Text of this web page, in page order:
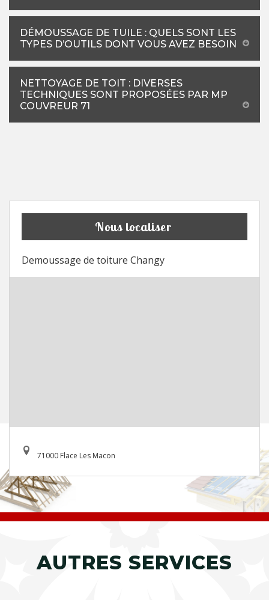
DÉMOUSSAGE DE TUILE : QUELS SONT LES
TYPES D’OUTILS DONT VOUS AVEZ BESOIN
NETTOYAGE DE TOIT : DIVERSES
TECHNIQUES SONT PROPOSÉES PAR MP
COUVREUR 71
Nous localiser
Demoussage de toiture Changy
71000 Flace Les Macon
AUTRES SERVICES